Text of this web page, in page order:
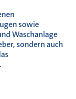
sowie
Waschanlage
sondern auch